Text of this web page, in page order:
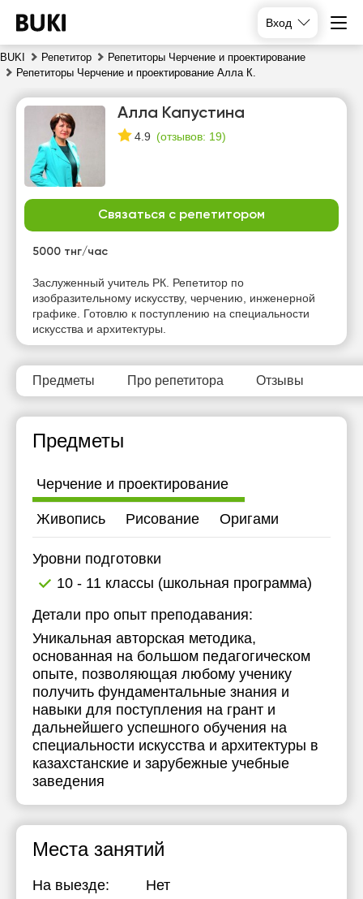
Вход
BUKI Репетитор
Репетиторы Черчение и проектирование
Репетиторы Черчение и проектирование Алла К.
Алла Капустина
4.9 (отзывов: 19)
Связаться с репетитором
5000 тнг/час
Заслуженный учитель РК. Репетитор по
изобразительному искусству, черчению, инженерной
графике. Готовлю к поступлению на специальности
искусства и архитектуры.
Предметы Про репетитора Отзывы
Предметы
Черчение и проектирование
Живопись Рисование Оригами
Уровни подготовки
10 - 11 классы (школьная программа)
Детали про опыт преподавания:
Уникальная авторская методика,
основанная на большом педагогическом
опыте, позволяющая любому ученику
получить фундаментальные знания и
навыки для поступления на грант и
дальнейшего успешного обучения на
специальности искусства и архитектуры в
казахстанские и зарубежные учебные
заведения
Места занятий
На выезде: Нет
сб
вс
Нет
свободных
часов
Нет
свободных
часов
14:00
14:30
15:00
15:30
свободных
часов